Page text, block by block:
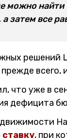
можно найти
а затем все
решений
всего,
что уже в
дефицита
, при